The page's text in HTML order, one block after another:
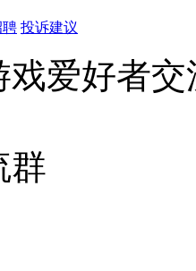
聘 投诉建议
戏爱好者交
群